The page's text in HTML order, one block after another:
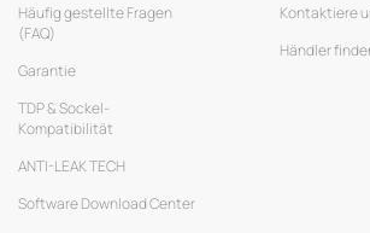
Häufig gestellte Fragen
(FAQ)
Garantie
TDP & Sockel-
Kompatibilität
ANTI-LEAK TECH
Software Download Center
Kontaktiere
Händler